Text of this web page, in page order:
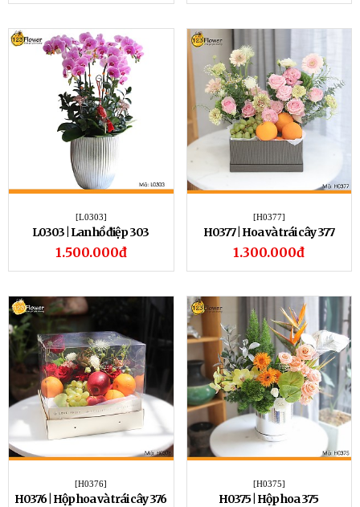
[L0303]
L0303 | Lan hồ điệp 303
1.500.000đ
[H0377]
H0377 | Hoa và trái cây 377
1.300.000đ
[H0376]
H0376 | Hộp hoa và trái cây 376
[H0375]
H0375 | Hộp hoa 375